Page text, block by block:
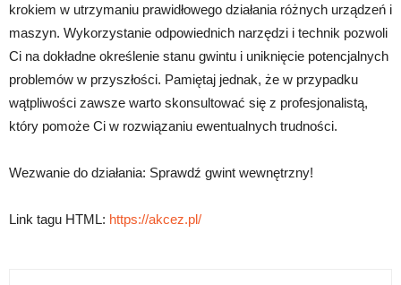
krokiem w utrzymaniu prawidłowego działania różnych urządzeń i
maszyn. Wykorzystanie odpowiednich narzędzi i technik pozwoli
Ci na dokładne określenie stanu gwintu i uniknięcie potencjalnych
problemów w przyszłości. Pamiętaj jednak, że w przypadku
wątpliwości zawsze warto skonsultować się z profesjonalistą,
który pomoże Ci w rozwiązaniu ewentualnych trudności.
Wezwanie do działania: Sprawdź gwint wewnętrzny!
Link tagu HTML: https://akcez.pl/